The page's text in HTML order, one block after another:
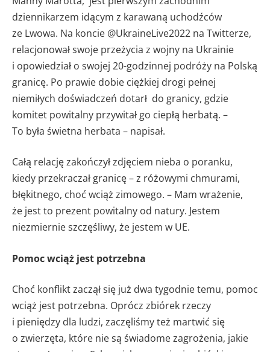
dziennikarzem idącym z karawaną uchodźców
ze Lwowa. Na koncie @UkraineLive2022 na Twitterze,
relacjonował swoje przeżycia z wojny na Ukrainie
i opowiedział o swojej 20-godzinnej podróży na Polską
granicę. Po prawie dobie ciężkiej drogi pełnej
niemiłych doświadczeń dotarł do granicy, gdzie
komitet powitalny przywitał go ciepłą herbatą. –
To była świetna herbata – napisał.
Całą relację zakończył zdjęciem nieba o poranku,
kiedy przekraczał granicę – z różowymi chmurami,
błękitnego, choć wciąż zimowego. – Mam wrażenie,
że jest to prezent powitalny od natury. Jestem
niezmiernie szczęśliwy, że jestem w UE.
Pomoc wciąż jest potrzebna
Choć konflikt zaczął się już dwa tygodnie temu, pomoc
wciąż jest potrzebna. Oprócz zbiórek rzeczy
i pieniędzy dla ludzi, zaczęliśmy też martwić się
o zwierzęta, które nie są świadome zagrożenia, jakie